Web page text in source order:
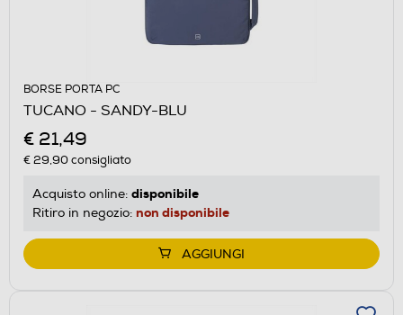
BORSE PORTA PC
TUCANO - SANDY-BLU
€ 21,49
€ 29,90consigliato
Acquisto online: disponibile
Ritiro in negozio: non disponibile
AGGIUNGI